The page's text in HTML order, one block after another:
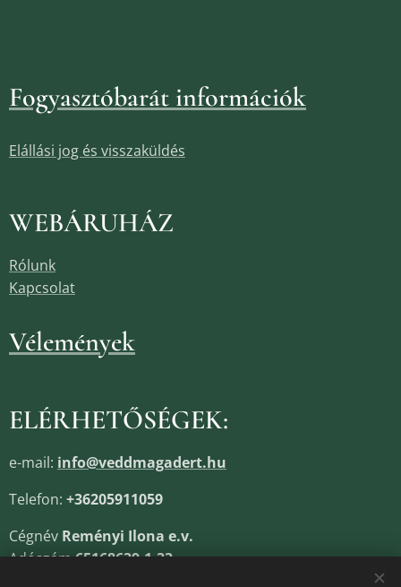
Fogyasztóbarát információk
Elállási jog és visszaküldés
WEBÁRUHÁZ
Rólunk
Kapcsolat
Vélemények
ELÉRHETŐSÉGEK:
e-mail: info@veddmagadert.hu
Telefon: +36205911059
Cégnév Reményi Ilona e.v.
Adószám65168639-1-33